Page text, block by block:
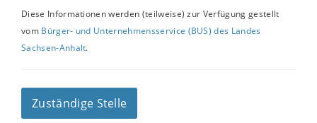
Diese Informationen werden (teilweise) zur Verfügung gestellt
vom Bürger- und Unternehmensservice (BUS) des Landes
Sachsen-Anhalt.
Zuständige Stelle